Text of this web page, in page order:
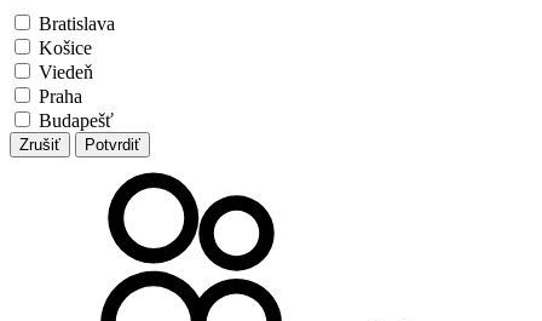
Bratislava
Košice
Viedeň
Praha
Budapešť
Zrušiť Potvrdiť